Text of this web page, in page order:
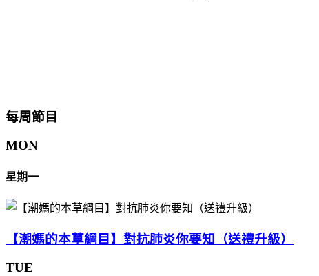
每周節目
MON
星期一
【潮媽的本草綱目】對抗肺炎你要知（送禮升級）
TUE